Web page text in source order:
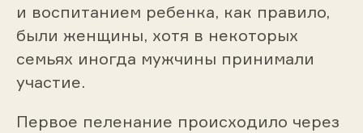
и воспитанием ребенка, как правило,
были женщины, хотя в некоторых
семьях иногда мужчины принимали
участие.
Первое пеленание происходило через